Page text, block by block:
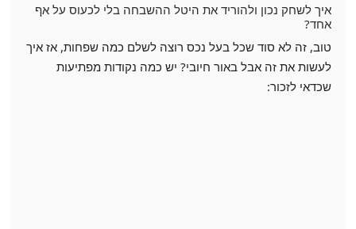
איך לשחק נכון ולהוריד את היטל ההשבחה בלי לכעוס על אף
אחד?
טוב, זה לא סוד שכל בעל נכס רוצה לשלם כמה שפחות, אז איך
לעשות את זה אבל באור חיובי? יש כמה נקודות מפתיעות
שכדאי לזכור: